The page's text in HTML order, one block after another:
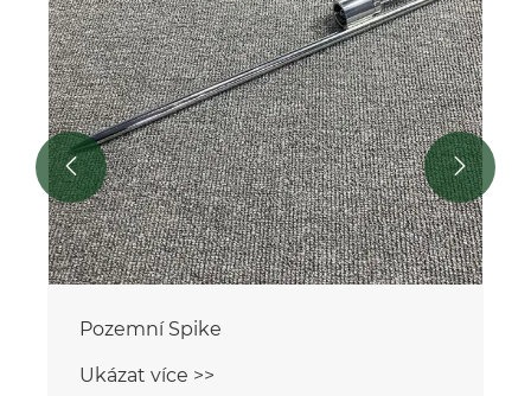
Pozemní Spike
Ukázat více >>
 